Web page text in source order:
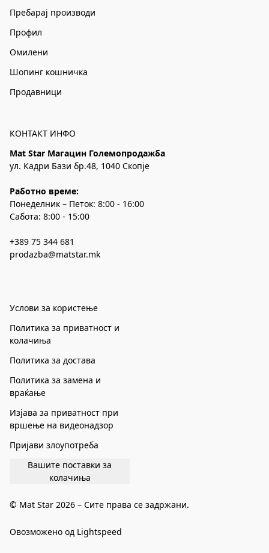
Пребарај производи
Профил
Омилени
Шопинг кошничка
Продавници
КОНТАКТ ИНФО
Mat Star Магацин Големопродажба
ул. Кадри Бази бр.48, 1040 Скопје
Работно време:
Понеделник – Петок: 8:00 - 16:00
Сабота: 8:00 - 15:00
+389 75 344 681
prodazba@matstar.mk
Услови за користење
Политика за приватност и
колачиња
Политика за достава
Политика за замена и
враќање
Изјава за приватност при
вршење на видеонадзор
Пријави злоупотреба
Вашите поставки за
колачиња
© Mat Star 2026 – Сите права се задржани.
Овозможено од Lightspeed